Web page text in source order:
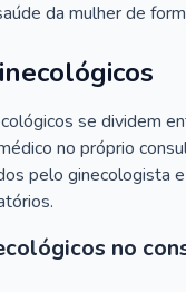
da mulher de
se dividem
no próprio
pelo ginecologista
no